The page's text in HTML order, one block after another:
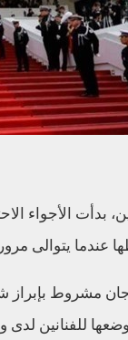
بدأت الأجواء
عندما يتوالى
مشروط بإبراز
وضعها للفنانين